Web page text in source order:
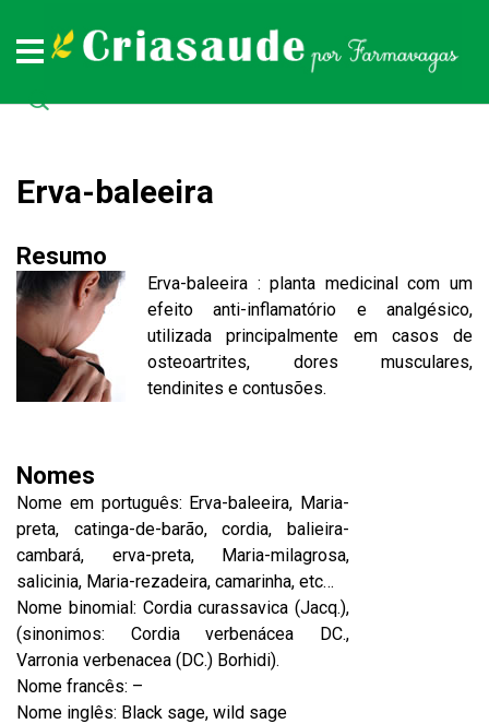
Erva-baleeira
Resumo
Erva-baleeira : planta medicinal com um
efeito anti-inflamatório e analgésico,
utilizada principalmente em casos de
osteoartrites, dores musculares,
tendinites e contusões.
Nomes
Nome em português: Erva-baleeira, Maria-
preta, catinga-de-barão, cordia, balieira-
cambará, erva-preta, Maria-milagrosa,
salicinia, Maria-rezadeira, camarinha, etc…
Nome binomial: Cordia curassavica (Jacq.),
(sinonimos: Cordia verbenácea DC.,
Varronia verbenacea (DC.) Borhidi).
Nome francês: –
Nome inglês: Black sage, wild sage